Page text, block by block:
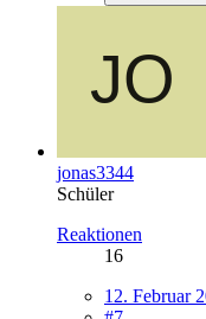
jonas3344
Schüler
Reaktionen
16
12. Februar